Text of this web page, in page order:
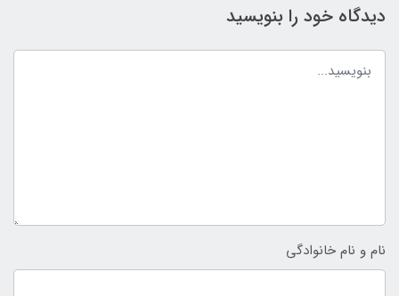
دیدگاه خود را بنویسید
نام و نام خانوادگی